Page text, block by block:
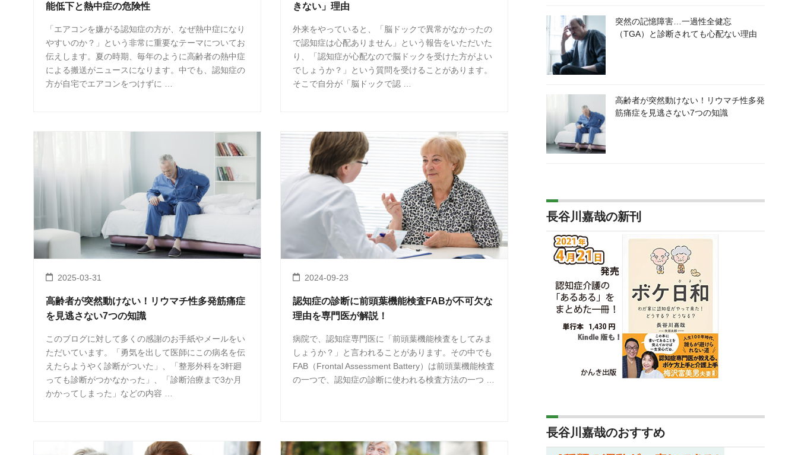
能低下と熱中症の危険性
「エアコンを嫌がる認知症の方が、なぜ熱中症になり
やすいのか？」という非常に重要なテーマについてお
伝えします。夏の時期、毎年のように高齢者の熱中症
による搬送がニュースになります。中でも、認知症の
方が自宅でエアコンをつけずに …
きない」理由
外来をやっていると、「脳ドックで異常がなかったの
で認知症は心配ありません」という報告をいただいた
り、「認知症が心配なので脳ドックを受けた方がよい
でしょうか？」という質問を受けることがあります。
そこで自分が「脳ドックで認 …
2025-03-31
高齢者が突然動けない！リウマチ性多発筋痛症
を見逃さない7つの知識
このブログに対して多くの感謝のお手紙やメールをい
ただいています。「勇気を出して医師にこの病名を伝
えたらようやく診断がついた」、「整形外科を3軒廻
っても診断がつかなかった」、「診断治療まで3か月
かかってしまった」などの内容 …
2024-09-23
認知症の診断に前頭葉機能検査FABが不可欠な
理由を専門医が解説！
病院で、認知症専門医に「前頭葉機能検査をしてみま
しょうか？」と言われることがあります。その中でも
FAB（Frontal Assessment Battery）は前頭葉機能検査
の一つで、認知症の診断に使われる検査方法の一つ …
突然の記憶障害…一過性全健忘
（TGA）と診断されても心配ない理由
高齢者が突然動けない！リウマチ性多発
筋痛症を見逃さない7つの知識
長谷川嘉哉の新刊
長谷川嘉哉のおすすめ